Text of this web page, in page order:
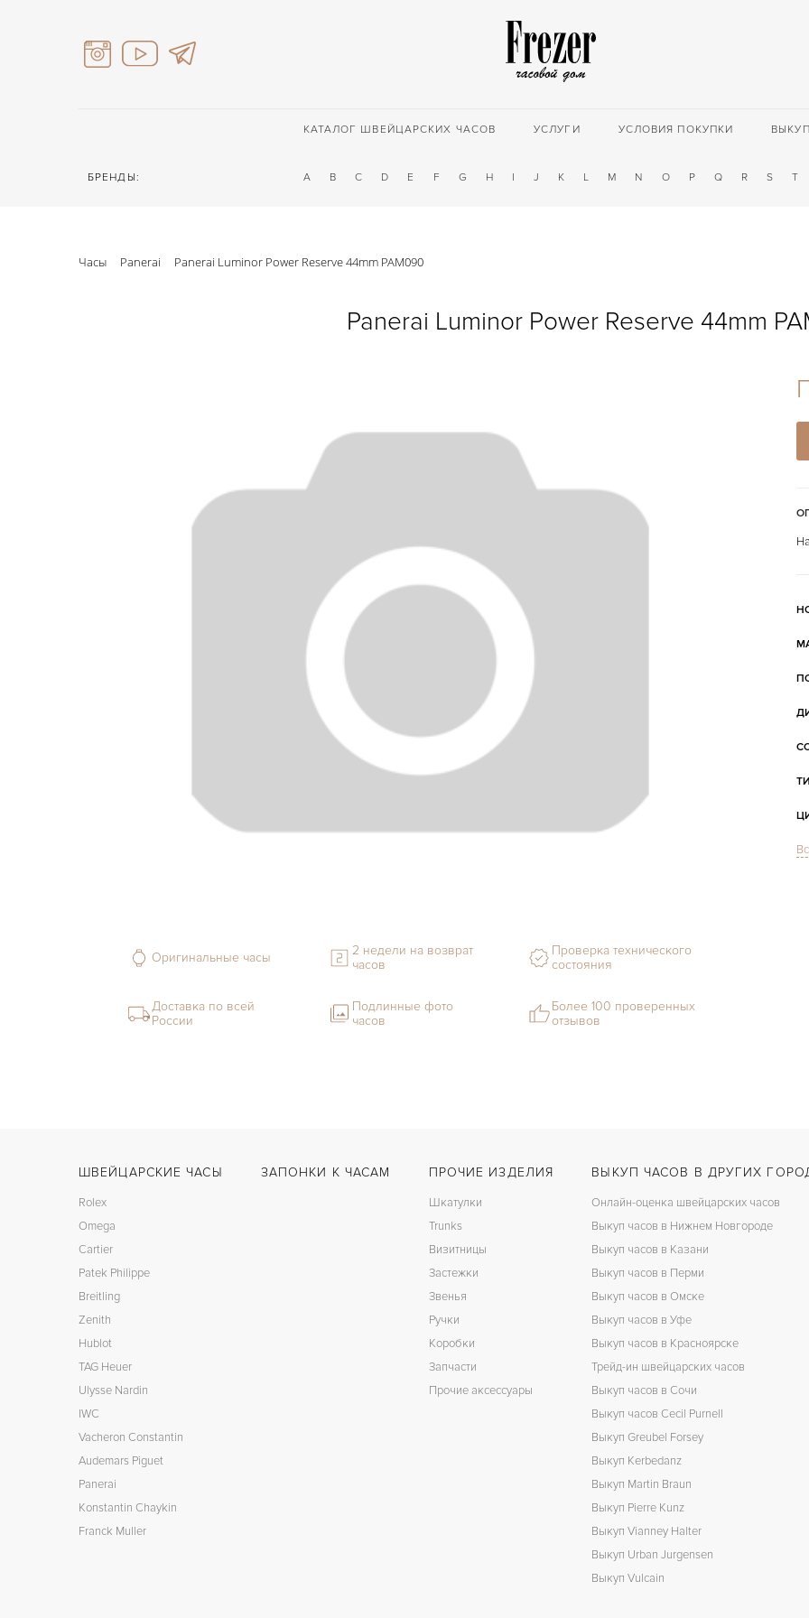
КАТАЛОГ ШВЕЙЦАРСКИХ ЧАСОВ УСЛУГИ УСЛОВИЯ ПОКУПКИ ВЫКУП
БРЕНДЫ: A B C D E F G H I J K L M N O P Q R S T
Часы Panerai Panerai Luminor Power Reserve 44mm PAM090
Panerai Luminor Power Reserve 44mm
Оригинальные часы
2 недели на возврат
часов
Проверка технического
состояния
Доставка по всей
России
Подлинные фото
часов
Более 100 проверенных
отзывов
ШВЕЙЦАРСКИЕ ЧАСЫ
Rolex
Omega
Cartier
Patek Philippe
Breitling
Zenith
Hublot
TAG Heuer
Ulysse Nardin
IWC
Vacheron Constantin
Audemars Piguet
Panerai
Konstantin Chaykin
Franck Muller
ЗАПОНКИ К ЧАСАМ ПРОЧИЕ ИЗДЕЛИЯ
Шкатулки
Trunks
Визитницы
Застежки
Звенья
Ручки
Коробки
Запчасти
Прочие аксессуары
ВЫКУП ЧАСОВ В ДРУГИХ
Онлайн-оценка швейцарских часов
Выкуп часов в Нижнем Новгороде
Выкуп часов в Казани
Выкуп часов в Перми
Выкуп часов в Омске
Выкуп часов в Уфе
Выкуп часов в Красноярске
Трейд-ин швейцарских часов
Выкуп часов в Сочи
Выкуп часов Cecil Purnell
Выкуп Greubel Forsey
Выкуп Kerbedanz
Выкуп Martin Braun
Выкуп Pierre Kunz
Выкуп Vianney Halter
Выкуп Urban Jurgensen
Выкуп Vulcain